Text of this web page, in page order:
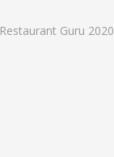
Restaurant Guru 2020